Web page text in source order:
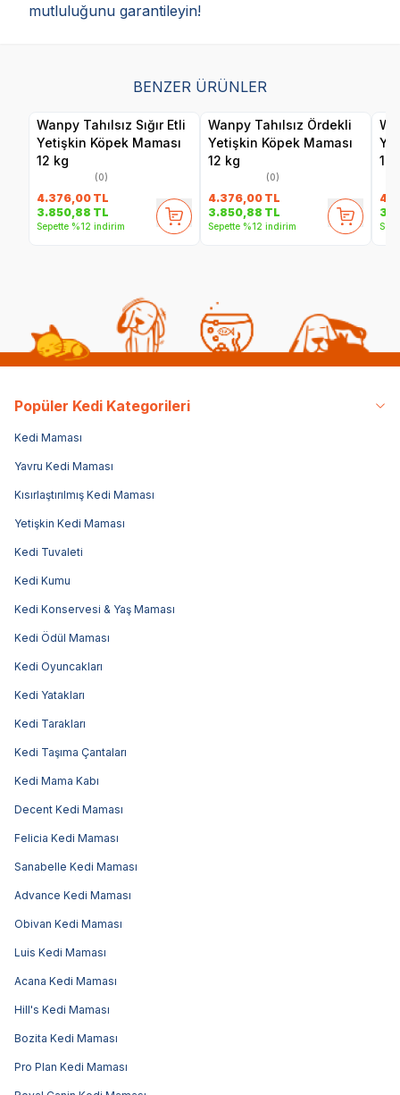
mutluluğunu garantileyin!
BENZER ÜRÜNLER
Wanpy Tahılsız Sığır Etli
Yetişkin Köpek Maması
12 kg
(0)
4.376,00 TL
3.850,88 TL
Sepette %12 indirim
Wanpy Tahılsız Ördekli
Yetişkin Köpek Maması
12 kg
(0)
4.376,00 TL
3.850,88 TL
Sepette %12 indirim
12
Popüler Kedi Kategorileri
Kedi Maması
Yavru Kedi Maması
Kısırlaştırılmış Kedi Maması
Yetişkin Kedi Maması
Kedi Tuvaleti
Kedi Kumu
Kedi Konservesi & Yaş Maması
Kedi Ödül Maması
Kedi Oyuncakları
Kedi Yatakları
Kedi Tarakları
Kedi Taşıma Çantaları
Kedi Mama Kabı
Decent Kedi Maması
Felicia Kedi Maması
Sanabelle Kedi Maması
Advance Kedi Maması
Obivan Kedi Maması
Luis Kedi Maması
Acana Kedi Maması
Hill's Kedi Maması
Bozita Kedi Maması
Pro Plan Kedi Maması